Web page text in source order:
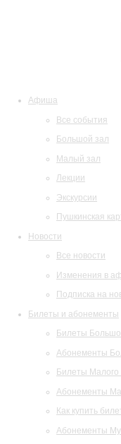
Афиша
Все события
Большой зал
Малый зал
Лекции
Экскурсии
Пушкинская
Новости
Все новости
Изменения в
Подписка на
Билеты и абонементы
Билеты
Абонементы
Билеты Малого
Абонементы
Как купить
Абонементы